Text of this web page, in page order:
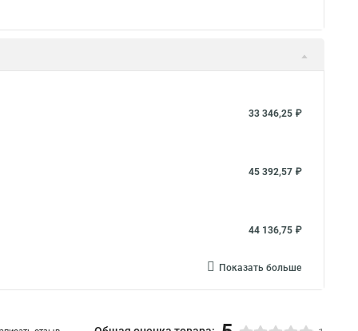
33 346,25 ₽
45 392,57 ₽
44 136,75 ₽
Показать больше